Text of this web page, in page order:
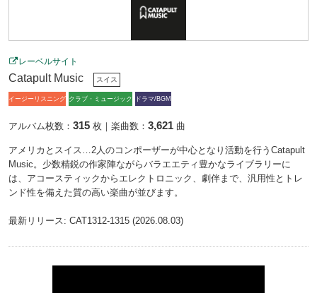
レーベルサイト
Catapult Music スイス
イージーリスニング クラブ・ミュージック ドラマ/BGM
アルバム枚数： 315 枚｜楽曲数： 3,621 曲
アメリカとスイス…2人のコンポーザーが中心となり活動を行うCatapult
Music。少数精鋭の作家陣ながらバラエエティ豊かなライブラリーに
は、アコースティックからエレクトロニック、劇伴まで、汎用性とトレ
ンド性を備えた質の高い楽曲が並びます。
最新リリース: CAT1312-1315 (2026.08.03)